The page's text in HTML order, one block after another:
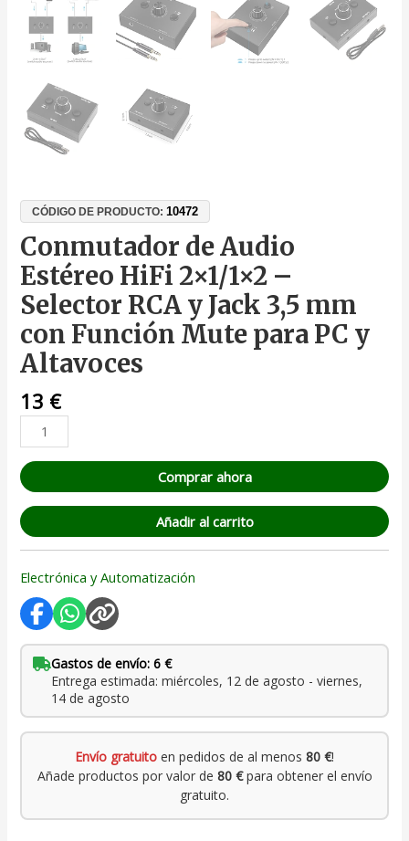
CÓDIGO DE PRODUCTO:10472
Conmutador de Audio
Estéreo HiFi 2×1/1×2 –
Selector RCA y Jack 3,5 mm
con Función Mute para PC y
Altavoces
13 €
Comprar ahora
Añadir al carrito
Electrónica y Automatización
Gastos de envío: 6 €
Entrega estimada: miércoles, 12 de agosto - viernes,
14 de agosto
Envío gratuito en pedidos de al menos 80 €!
Añade productos por valor de 80 €para obtener el envío
gratuito.